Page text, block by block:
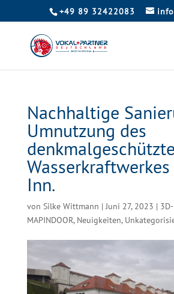
+49 89 32422083
Nachhaltige
Umnutzung des
Wasserkraftwerkes
Inn.
von Silke Wittmann |Juni 27, 2023 |
MAPINDOOR, Neuigkeiten,